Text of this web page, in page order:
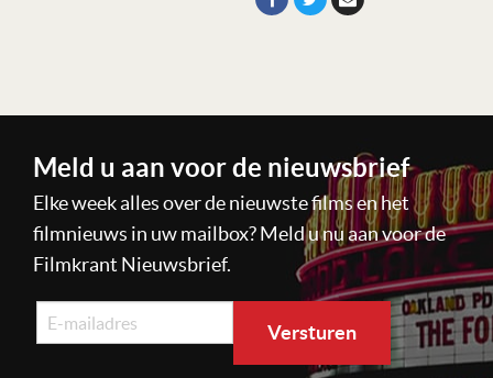
Meld u aan voor de nieuwsbrief
Elke week alles over de nieuwste films en het
filmnieuws in uw mailbox? Meld u nu aan voor de
Filmkrant Nieuwsbrief.